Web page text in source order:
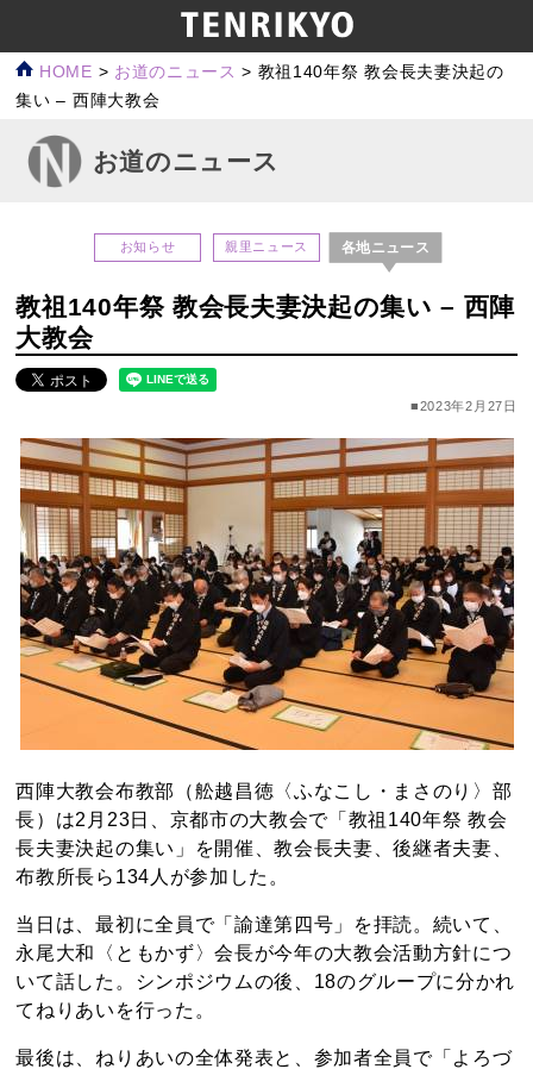
HOME > お道のニュース > 教祖140年祭 教会長夫妻決起の
集い – 西陣大教会
お道のニュース
お知らせ 親里ニュース 各地ニュース
教祖140年祭 教会長夫妻決起の集い – 西陣
大教会
■2023年2月27日
西陣大教会布教部（舩越昌徳〈ふなこし・まさのり〉部
長）は2月23日、京都市の大教会で「教祖140年祭 教会
長夫妻決起の集い」を開催、教会長夫妻、後継者夫妻、
布教所長ら134人が参加した。
当日は、最初に全員で「諭達第四号」を拝読。続いて、
永尾大和〈ともかず〉会長が今年の大教会活動方針につ
いて話した。シンポジウムの後、18のグループに分かれ
てねりあいを行った。
最後は、ねりあいの全体発表と、参加者全員で「よろづ